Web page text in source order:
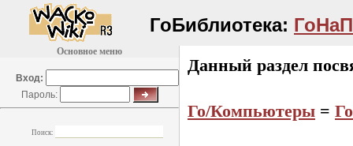
ГоБиблиотека:
Основное меню
Вход:
Пароль:
Поиск:
Данный раздел
Го/Компьютеры =